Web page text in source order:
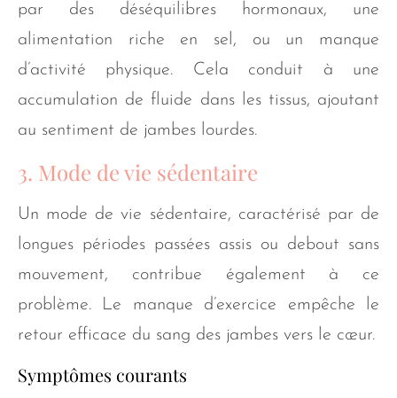
par des déséquilibres hormonaux, une
alimentation riche en sel, ou un manque
d’activité physique. Cela conduit à une
accumulation de fluide dans les tissus, ajoutant
au sentiment de jambes lourdes.
3. Mode de vie sédentaire
Un mode de vie sédentaire, caractérisé par de
longues périodes passées assis ou debout sans
mouvement, contribue également à ce
problème. Le manque d’exercice empêche le
retour efficace du sang des jambes vers le cœur.
Symptômes courants